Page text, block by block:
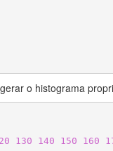
o histograma
130 140 150 160